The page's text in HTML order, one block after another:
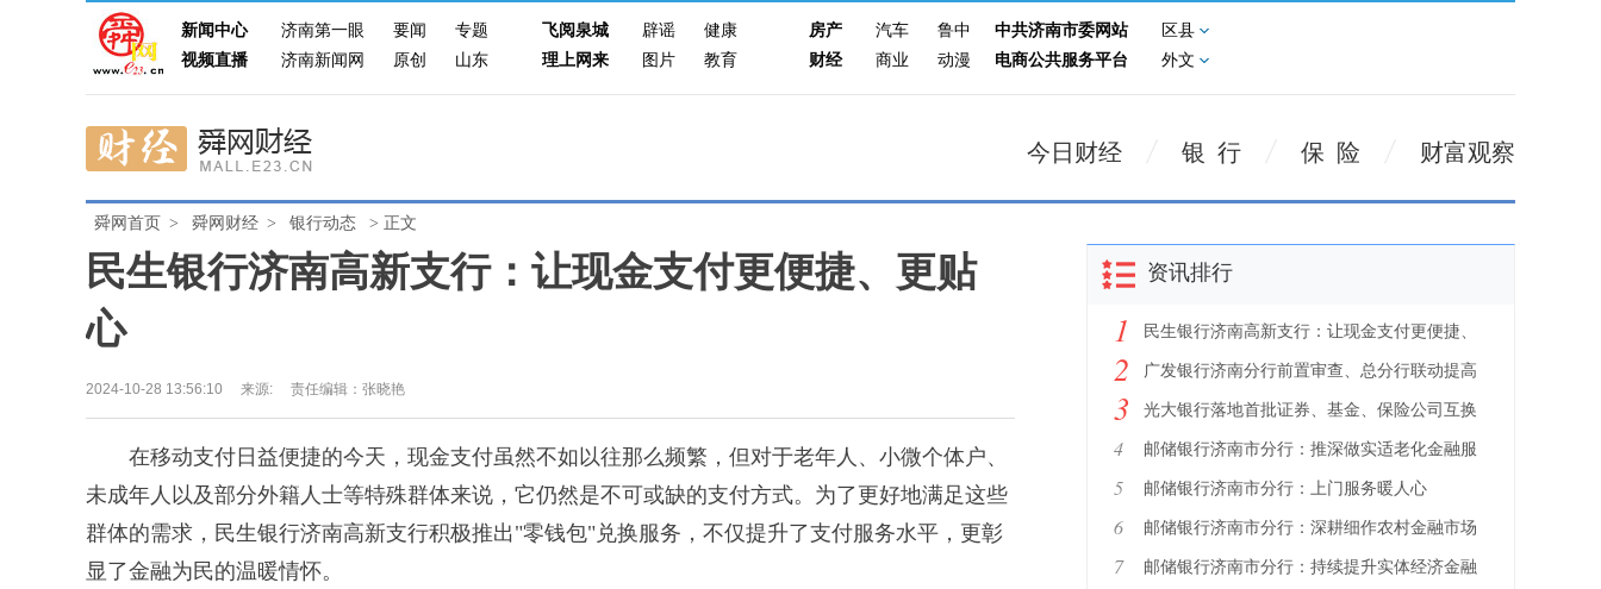
新闻中心 济南第一眼 要闻 专题 飞阅泉城 辟谣 健康 房产 汽车 鲁中 中共济南市委网站
区县
视频直播
济南新闻网 原创 山东 理上网来 图片 教育 财经 商业 动漫 电商公共服务平台 外文
今日财经 银 行 保 险 财富观察
舜网首页 > 舜网财经 > 银行动态 > 正文
民生银行济南高新支行：让现金支付更便捷、更贴
心
2024-10-28 13:56:10 来源: 责任编辑：张晓艳
在移动支付日益便捷的今天，现金支付虽然不如以往那么频繁，但对于老年人、小微个体户、
未成年人以及部分外籍人士等特殊群体来说，它仍然是不可或缺的支付方式。为了更好地满足这些
群体的需求，民生银行济南高新支行积极推出"零钱包"兑换服务，不仅提升了支付服务水平，更彰
显了金融为民的温暖情怀。
资讯排行
1
民生银行济南高新支行：让现金支付更便捷、
更贴心
2
广发银行济南分行前置审查、总分行联动提高
质效，积极落实城市房地产融资协调机制，支
持房地产市场平稳健康发展
3
光大银行落地首批证券、基金、保险公司互换
便利（SFISF）债券回购交易
4
邮储银行济南市分行：推深做实适老化金融服
务
5 邮储银行济南市分行：上门服务暖人心
6
邮储银行济南市分行：深耕细作农村金融市场
推进农村信用体系建设
7
邮储银行济南市分行：持续提升实体经济金融